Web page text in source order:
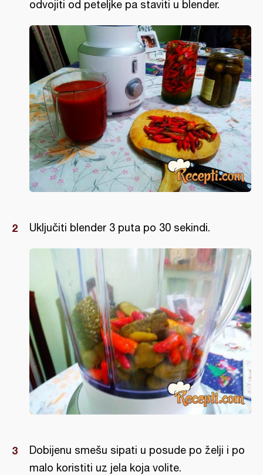
odvojiti od peteljke pa staviti u blender.
Uključiti blender 3 puta po 30 sekindi.
Dobijenu smešu sipati u posude po želji i po
malo koristiti uz jela koja volite.